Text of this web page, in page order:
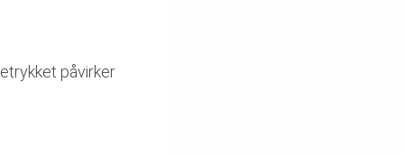
påvirker